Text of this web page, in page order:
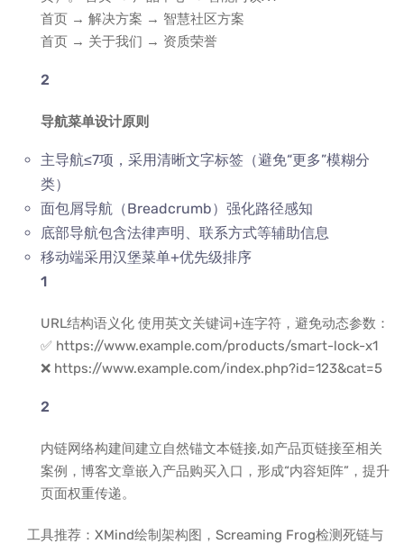
首页 → 解决方案 → 智慧社区方案
首页 → 关于我们 → 资质荣誉
导航菜单设计原则
主导航≤7项，采用清晰文字标签（避免“更多”模糊分
类）
面包屑导航（Breadcrumb）强化路径感知
底部导航包含法律声明、联系方式等辅助信息
移动端采用汉堡菜单+优先级排序
URL结构语义化 使用英文关键词+连字符，避免动态参数：
✅ https://www.example.com/products/smart-lock-x1
❌ https://www.example.com/index.php?id=123&cat=5
内链网络构建间建立自然锚文本链接,如产品页链接至相关
案例，博客文章嵌入产品购买入口，形成“内容矩阵”，提升
页面权重传递。
工具推荐：XMind绘制架构图，Screaming Frog检测死链与